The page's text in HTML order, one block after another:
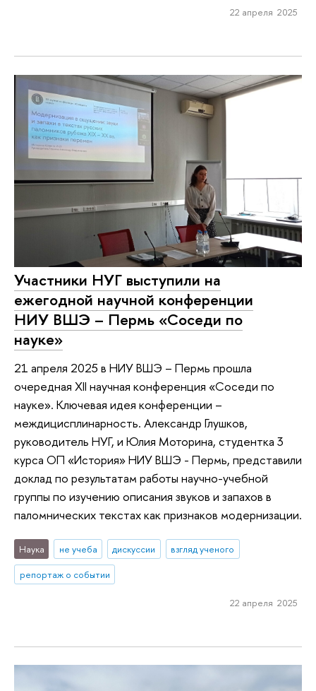
22 апреля 2025
Участники НУГ выступили на
ежегодной научной конференции
НИУ ВШЭ – Пермь «Соседи по
науке»
21 апреля 2025 в НИУ ВШЭ – Пермь прошла
очередная XII научная конференция «Соседи по
науке». Ключевая идея конференции –
междицисплинарность. Александр Глушков,
руководитель НУГ, и Юлия Моторина, студентка 3
курса ОП «История» НИУ ВШЭ - Пермь, представили
доклад по результатам работы научно-учебной
группы по изучению описания звуков и запахов в
паломнических текстах как признаков модернизации.
Наука не учеба дискуссии
взгляд ученого
репортаж о событии
22 апреля 2025